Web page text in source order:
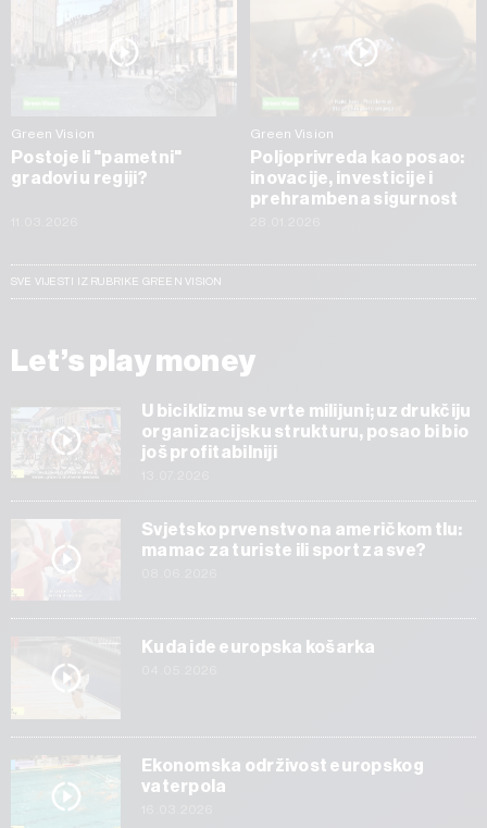
Green Vision
Postoje li "pametni"
gradovi u regiji?
Green Vision
Poljoprivreda kao posao:
inovacije, investicije i
prehrambena sigurnost
SVE VIJESTI IZ RUBRIKE GREEN VISION
Let’s play money
U biciklizmu se vrte milijuni; uz drukčiju
organizacijsku strukturu, posao bi bio
još profitabilniji
Svjetsko prvenstvo na američkom tlu:
mamac za turiste ili sport za sve?
Kuda ide europska košarka
Ekonomska održivost europskog
vaterpola